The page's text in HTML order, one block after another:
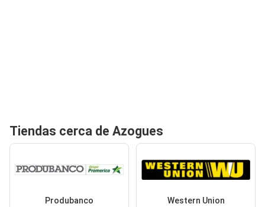
Tiendas cerca de Azogues
Produbanco Western Union